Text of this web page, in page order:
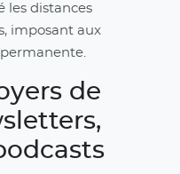
les distances
imposant aux
de